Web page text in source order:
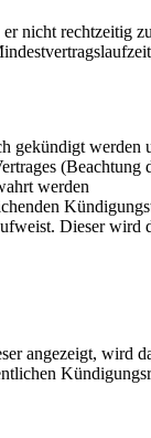
nicht
gekündigt
(Beachtung
werden
Dieser wird
angezeigt, wird